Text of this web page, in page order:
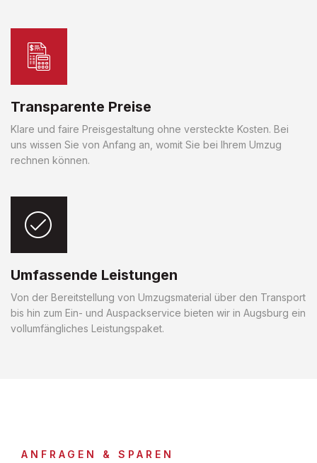
Transparente Preise
Klare und faire Preisgestaltung ohne versteckte Kosten. Bei
uns wissen Sie von Anfang an, womit Sie bei Ihrem Umzug
rechnen können.
Umfassende Leistungen
Von der Bereitstellung von Umzugsmaterial über den Transport
bis hin zum Ein- und Auspackservice bieten wir in Augsburg ein
vollumfängliches Leistungspaket.
ANFRAGEN & SPAREN